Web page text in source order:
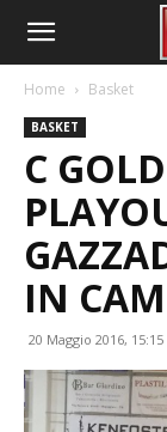
Home Basket
BASKET
C
IN
20 Maggio 2016, 15:15